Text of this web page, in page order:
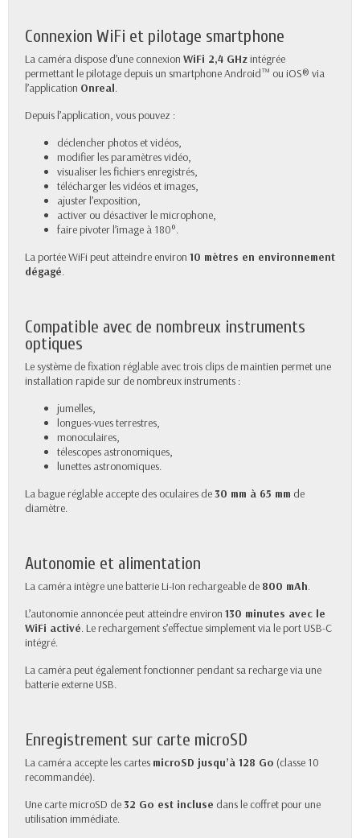
Connexion WiFi et pilotage smartphone
La caméra dispose d’une connexion WiFi 2,4 GHz intégrée
permettant le pilotage depuis un smartphone Android™ ou iOS® via
l’application Onreal.
Depuis l’application, vous pouvez :
déclencher photos et vidéos,
modifier les paramètres vidéo,
visualiser les fichiers enregistrés,
télécharger les vidéos et images,
ajuster l’exposition,
activer ou désactiver le microphone,
faire pivoter l’image à 180°.
La portée WiFi peut atteindre environ 10 mètres en environnement
dégagé.
Compatible avec de nombreux instruments
optiques
Le système de fixation réglable avec trois clips de maintien permet une
installation rapide sur de nombreux instruments :
jumelles,
longues-vues terrestres,
monoculaires,
télescopes astronomiques,
lunettes astronomiques.
La bague réglable accepte des oculaires de30 mm à 65 mm de
diamètre.
Autonomie et alimentation
La caméra intègre une batterie Li-Ion rechargeable de 800 mAh.
L’autonomie annoncée peut atteindre environ 130 minutes avec le
WiFi activé. Le rechargement s’effectue simplement via le port USB-C
intégré.
La caméra peut également fonctionner pendant sa recharge via une
batterie externe USB.
Enregistrement sur carte microSD
La caméra accepte les cartes microSD jusqu’à 128 Go (classe 10
recommandée).
Une carte microSD de32 Go est incluse dans le coffret pour une
utilisation immédiate.